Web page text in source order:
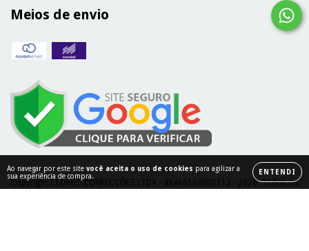
Ao navegar por este site você aceita o uso de cookies para agilizar a
sua experiência de compra.
ENTENDI
Meios de envio
Copyright CLOMEE CONFECÇÕES LTDA - 48466168000113 - 2026. Todos os